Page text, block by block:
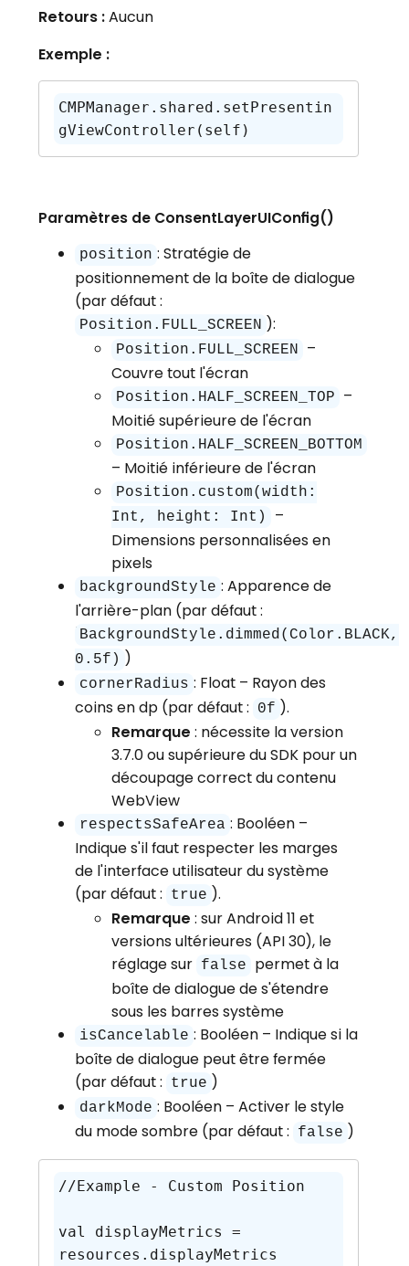
Retours :Aucun
Exemple :
CMPManager.shared.setPresentin
gViewController(self)
Paramètres de ConsentLayerUIConfig()
position : Stratégie de
positionnement de la boîte de dialogue
(par défaut :
Position.FULL_SCREEN ):
Position.FULL_SCREEN
–
Couvre tout l'écran
Position.HALF_SCREEN_TOP
–
Moitié supérieure de l'écran
Position.HALF_SCREEN_BOTTOM
– Moitié inférieure de l'écran
Position.custom(width:
Int, height: Int)
–
Dimensions personnalisées en
pixels
backgroundStyle : Apparence de
l'arrière-plan (par défaut :
BackgroundStyle.dimmed(Color.BLACK,
0.5f) )
cornerRadius : Float – Rayon des
coins en dp (par défaut :
0f ).
Remarque : nécessite la version
3.7.0 ou supérieure du SDK pour un
découpage correct du contenu
WebView
respectsSafeArea : Booléen –
Indique s'il faut respecter les marges
de l'interface utilisateur du système
(par défaut :
true ).
Remarque : sur Android 11 et
versions ultérieures (API 30), le
réglage sur false
permet à la
boîte de dialogue de s'étendre
sous les barres système
isCancelable : Booléen – Indique si la
boîte de dialogue peut être fermée
(par défaut :
true )
darkMode : Booléen – Activer le style
du mode sombre (par défaut :
false )
//Example - Custom Position
val displayMetrics =
resources.displayMetrics